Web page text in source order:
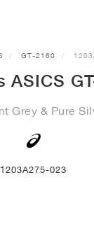
GT-2160
ASICS
Grey & Pure
1203A275-023